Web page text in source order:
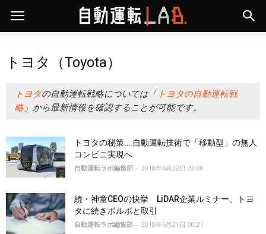
トヨタ（Toyota）
トヨタの自動運転戦略については「 トヨタの自動運転戦
略」から最新情報を確認することが可能です。
トヨタの秘策….自動運転技術で「移動型」の無人
コンビニ実現へ
自動運転ラボ編集部 - 2018年6月22日 23:00
続・神童CEOの快挙 LiDAR企業ルミナー、トヨ
タに続きボルボと取引
自動運転ラボ編集部 - 2018年6月21日 00:21